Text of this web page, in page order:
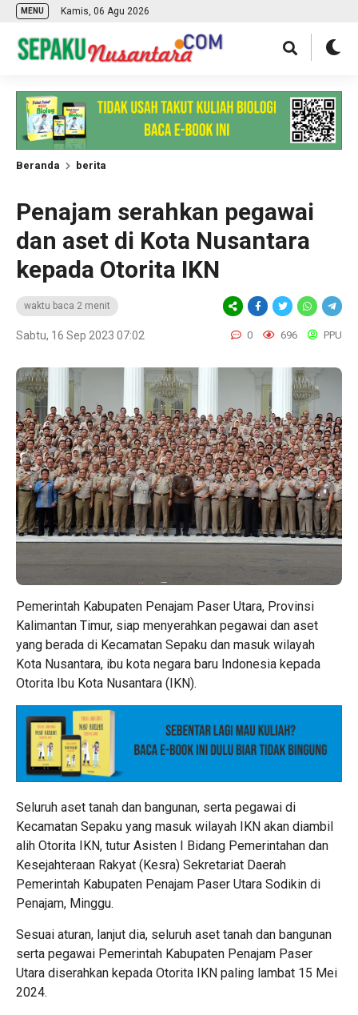
MENU Kamis, 06 Agu 2026
Beranda berita
Penajam serahkan pegawai
dan aset di Kota Nusantara
kepada Otorita IKN
waktu baca 2 menit
Sabtu, 16 Sep 2023 07:02 0 696 PPU
Pemerintah Kabupaten Penajam Paser Utara, Provinsi
Kalimantan Timur, siap menyerahkan pegawai dan aset
yang berada di Kecamatan Sepaku dan masuk wilayah
Kota Nusantara, ibu kota negara baru Indonesia kepada
Otorita Ibu Kota Nusantara (IKN).
Seluruh aset tanah dan bangunan, serta pegawai di
Kecamatan Sepaku yang masuk wilayah IKN akan diambil
alih Otorita IKN, tutur Asisten I Bidang Pemerintahan dan
Kesejahteraan Rakyat (Kesra) Sekretariat Daerah
Pemerintah Kabupaten Penajam Paser Utara Sodikin di
Penajam, Minggu.
Sesuai aturan, lanjut dia, seluruh aset tanah dan bangunan
serta pegawai Pemerintah Kabupaten Penajam Paser
Utara diserahkan kepada Otorita IKN paling lambat 15 Mei
2024.